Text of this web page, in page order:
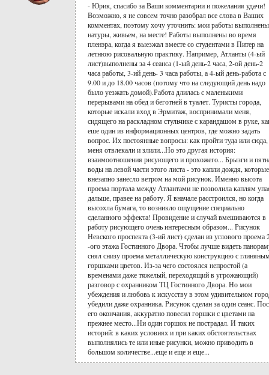
- Юрик, спасибо за Ваши комментарии и пожелания удачи!
Возможно, я не совсем точно разобрал все слова в Ваших
комментах, поэтому хочу уточнить: мои работы
натуры, живьем, на месте! Работы выполнены во время
пленэра, когда я выезжал вместе со студентами в Питер на
летнюю рисовальную практику. Например, Атланты (4-ый
лист)выполнены за 4 сеанса (1-ый день-2 часа, 2-ой день-2
часа работы, 3-ий день- 3 часа работы, а 4-ый день-работа с
9.00 и до 18.00 часов (потому что на следующий день надо
было уезжать домой).Работа длилась с маленькими
перерывами на обед и беготней в туалет. Туристы города,
которые искали вход в Эрмитаж, воспринимали меня,
сидящего на раскладном стульчике с карандашом в руке,
еше один из информационных центров, где можно задать
вопрос. Их постоянные вопросы: как пройти туда или сюда,
меня отвлекали и злили...Но это другая история:
взаимоотношения рисующего и прохожего... Брызги и
воды на левой части этого листа - это капли дождя, которые
внезапно занесло ветром на мой рисунок. Именно высота
проема портала между Атлантами не позволила каплям
дальше, правее на работу. Я вначале расстроился, но когда
высохла бумага, то возникло ощущение специально
сделанного эффекта! Провидение и случай вмешиваются в
работу рисующего очень интересным образом... Рисунок
Невского проспекта (3-ий лист) сделан из углового проема
-ого этажа Гостинного Двора. Чтобы лучше видеть
снял снизу проема металлическую конструкцию с
горшками цветов. Из-за чего состоялся непростой (а
временами даже тяжелый, переходящий в угрожающий)
разговор с охранником ТЦ Гостинного Двора. Но мои
убеждения и любовь к искусству в этом удивительном
убедили даже охранника. Рисунок сделан за один сеанс.
его окончания, аккуратно повесил горшки с цветами на
прежнее место...Ни один горшок не пострадал. И таких
историй: в каких условиях и при каких обстоятельствах
выполнялись те или иные рисунки, можно приводить в
большом количестве...еще и еще и еще...